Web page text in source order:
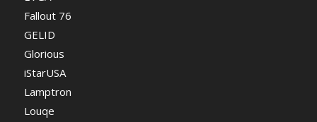
Fallout 76
GELID
Glorious
iStarUSA
Lamptron
Louqe